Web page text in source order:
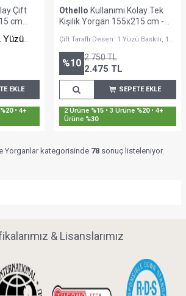
Çift
cm
Yüzü
EKLE
Othello Kullanımı Kolay Tek
Kişilik Yorgan 155x215 cm -
Çift Taraflı Desen: 1 Yüzü Baskılı, 1
%10 2.750TL
2.475 TL
SEPETE EKLE
Sepette %30'a Varan İndirim
Yorganlar kategorisinde 78 sonuç listeleniyor.
& Lisanslarımız